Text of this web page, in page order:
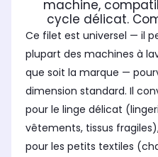
machine,
cycle
Ce filet est universel — il
plupart des machines à
que soit la marque —
dimension standard. Il
pour le linge délicat
vêtements, tissus
pour les petits textiles